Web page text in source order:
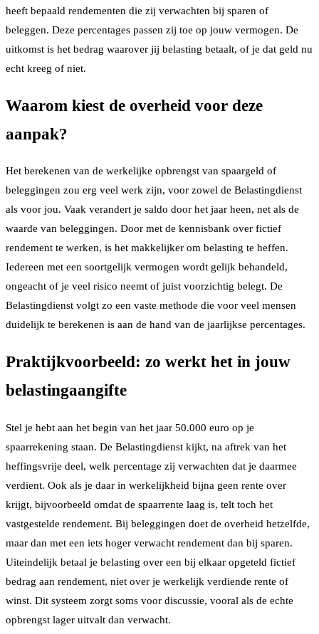
heeft bepaald rendementen die zij verwachten bij sparen of
beleggen. Deze percentages passen zij toe op jouw vermogen. De
uitkomst is het bedrag waarover jij belasting betaalt, of je dat geld nu
echt kreeg of niet.
Waarom kiest de overheid voor deze
aanpak?
Het berekenen van de werkelijke opbrengst van spaargeld of
beleggingen zou erg veel werk zijn, voor zowel de Belastingdienst
als voor jou. Vaak verandert je saldo door het jaar heen, net als de
waarde van beleggingen. Door met de kennisbank over fictief
rendement te werken, is het makkelijker om belasting te heffen.
Iedereen met een soortgelijk vermogen wordt gelijk behandeld,
ongeacht of je veel risico neemt of juist voorzichtig belegt. De
Belastingdienst volgt zo een vaste methode die voor veel mensen
duidelijk te berekenen is aan de hand van de jaarlijkse percentages.
Praktijkvoorbeeld: zo werkt het in jouw
belastingaangifte
Stel je hebt aan het begin van het jaar 50.000 euro op je
spaarrekening staan. De Belastingdienst kijkt, na aftrek van het
heffingsvrije deel, welk percentage zij verwachten dat je daarmee
verdient. Ook als je daar in werkelijkheid bijna geen rente over
krijgt, bijvoorbeeld omdat de spaarrente laag is, telt toch het
vastgestelde rendement. Bij beleggingen doet de overheid hetzelfde,
maar dan met een iets hoger verwacht rendement dan bij sparen.
Uiteindelijk betaal je belasting over een bij elkaar opgeteld fictief
bedrag aan rendement, niet over je werkelijk verdiende rente of
winst. Dit systeem zorgt soms voor discussie, vooral als de echte
opbrengst lager uitvalt dan verwacht.